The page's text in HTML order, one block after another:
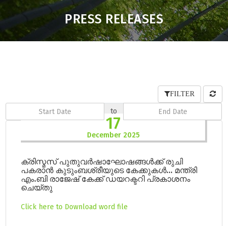
PRESS RELEASES
FILTER
to
17
December 2025
ക്രിസ്മസ് പുതുവർഷാഘോഷങ്ങൾക്ക് രുചി
പകരാൻ കുടുംബശ്രീയുടെ കേക്കുകൾ... മന്ത്രി
എം.ബി രാജേഷ് കേക്ക് ഡയറക്ടറി പ്രകാശനം
ചെയ്തു
Click here to Download word file